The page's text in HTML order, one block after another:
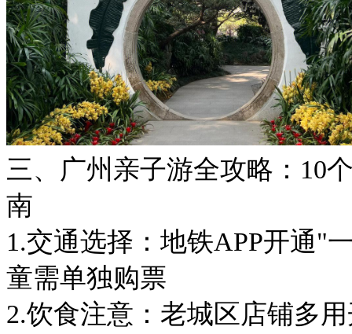
三、广州亲子游全攻略：10
南
1.交通选择：地铁APP开通"
童需单独购票
2.饮食注意：老城区店铺多